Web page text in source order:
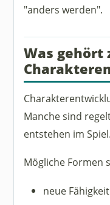
"anders werden".
Was gehört
Manche sind
entstehen im Spiel.
Mögliche Formen
neue